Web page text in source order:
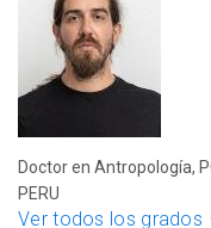
Doctor en Antropología,
PERU
Ver todos los grados